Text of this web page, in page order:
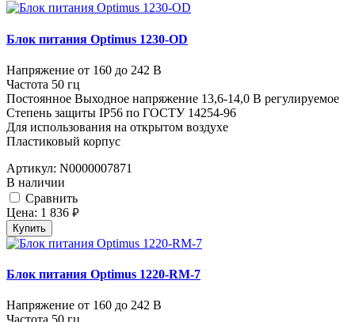
Блок питания Optimus 1230-OD
Напряжение от 160 до 242 В
Частота 50 гц
Постоянное Выходное напряжение 13,6-14,0 В регулируемое
Степень защиты IP56 по ГОСТУ 14254-96
Для использования на открытом воздухе
Пластиковый корпус
Артикул: N0000007871
В наличии
Cравнить
Цена: 1 836 руб.
Купить
Блок питания Optimus 1220-RM-7
Напряжение от 160 до 242 В